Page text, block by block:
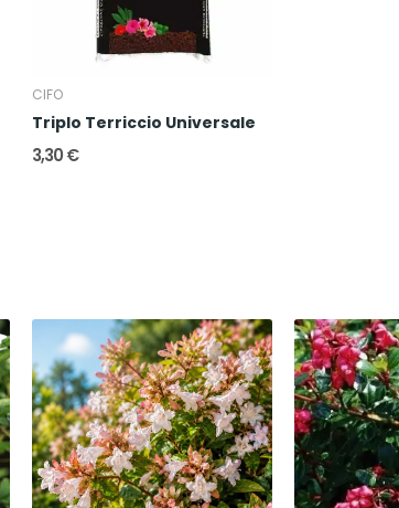
CIFO
Triplo Terriccio Universale
3,30 €